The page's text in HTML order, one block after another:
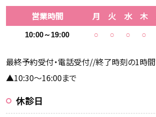
営業時間 月 火 水 木
10:00～19:00 ○ ○ ○ ○
最終予約受付・電話受付//終了時刻の1時
▲10:30～16:00まで
休診日